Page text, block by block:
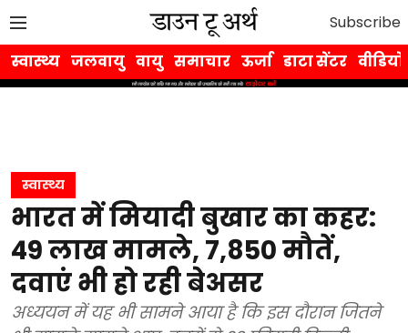
Subscribe
स्वास्थ्य जलवायु वायु समाचार ऊर्जा डाटा सेंटर वीडियो
स्वास्थ्य
भारत में मियादी बुखार का कहर:
49 लाख मामले, 7,850 मौतें,
दवाएं भी हो रही बेअसर
अध्ययन में यह भी सामने आया है कि इस दौरान जितने